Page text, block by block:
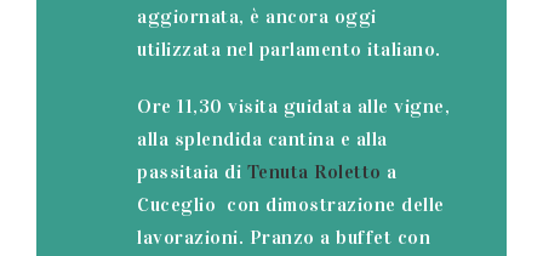
aggiornata, è ancora oggi
utilizzata nel parlamento italiano.
Ore 11,30 visita guidata alle vigne,
alla splendida cantina e alla
passitaia di Tenuta Roletto a
Cuceglio con dimostrazione delle
lavorazioni. Pranzo a buffet con